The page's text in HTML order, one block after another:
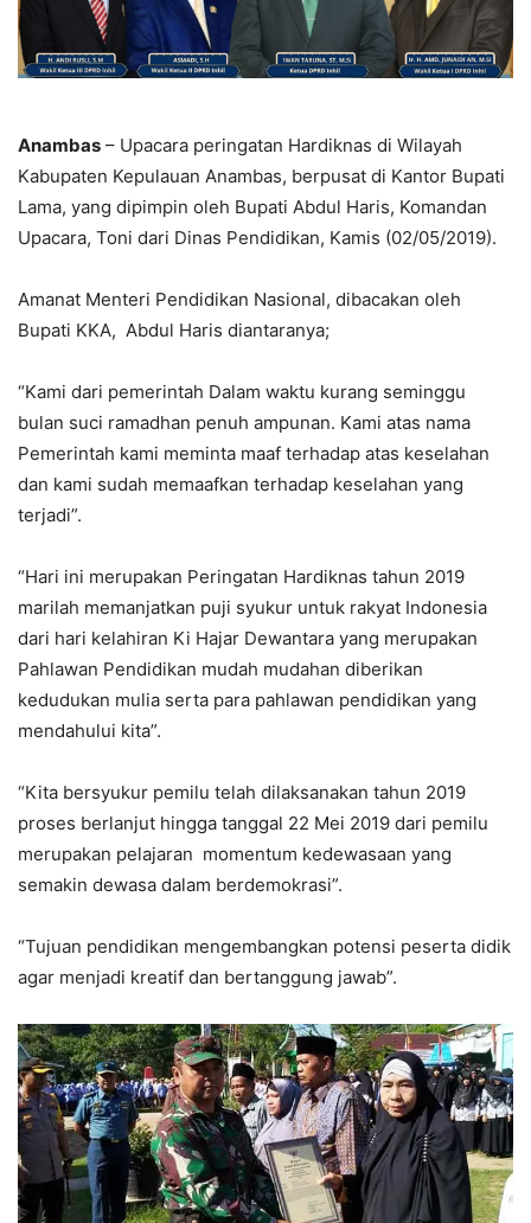
Anambas – Upacara peringatan Hardiknas di Wilayah
Kabupaten Kepulauan Anambas, berpusat di Kantor Bupati
Lama, yang dipimpin oleh Bupati Abdul Haris, Komandan
Upacara, Toni dari Dinas Pendidikan, Kamis (02/05/2019).
Amanat Menteri Pendidikan Nasional, dibacakan oleh
Bupati KKA, Abdul Haris diantaranya;
“Kami dari pemerintah Dalam waktu kurang seminggu
bulan suci ramadhan penuh ampunan. Kami atas nama
Pemerintah kami meminta maaf terhadap atas keselahan
dan kami sudah memaafkan terhadap keselahan yang
terjadi”.
“Hari ini merupakan Peringatan Hardiknas tahun 2019
marilah memanjatkan puji syukur untuk rakyat Indonesia
dari hari kelahiran Ki Hajar Dewantara yang merupakan
Pahlawan Pendidikan mudah mudahan diberikan
kedudukan mulia serta para pahlawan pendidikan yang
mendahului kita”.
“Kita bersyukur pemilu telah dilaksanakan tahun 2019
proses berlanjut hingga tanggal 22 Mei 2019 dari pemilu
merupakan pelajaran momentum kedewasaan yang
semakin dewasa dalam berdemokrasi”.
“Tujuan pendidikan mengembangkan potensi peserta didik
agar menjadi kreatif dan bertanggung jawab”.